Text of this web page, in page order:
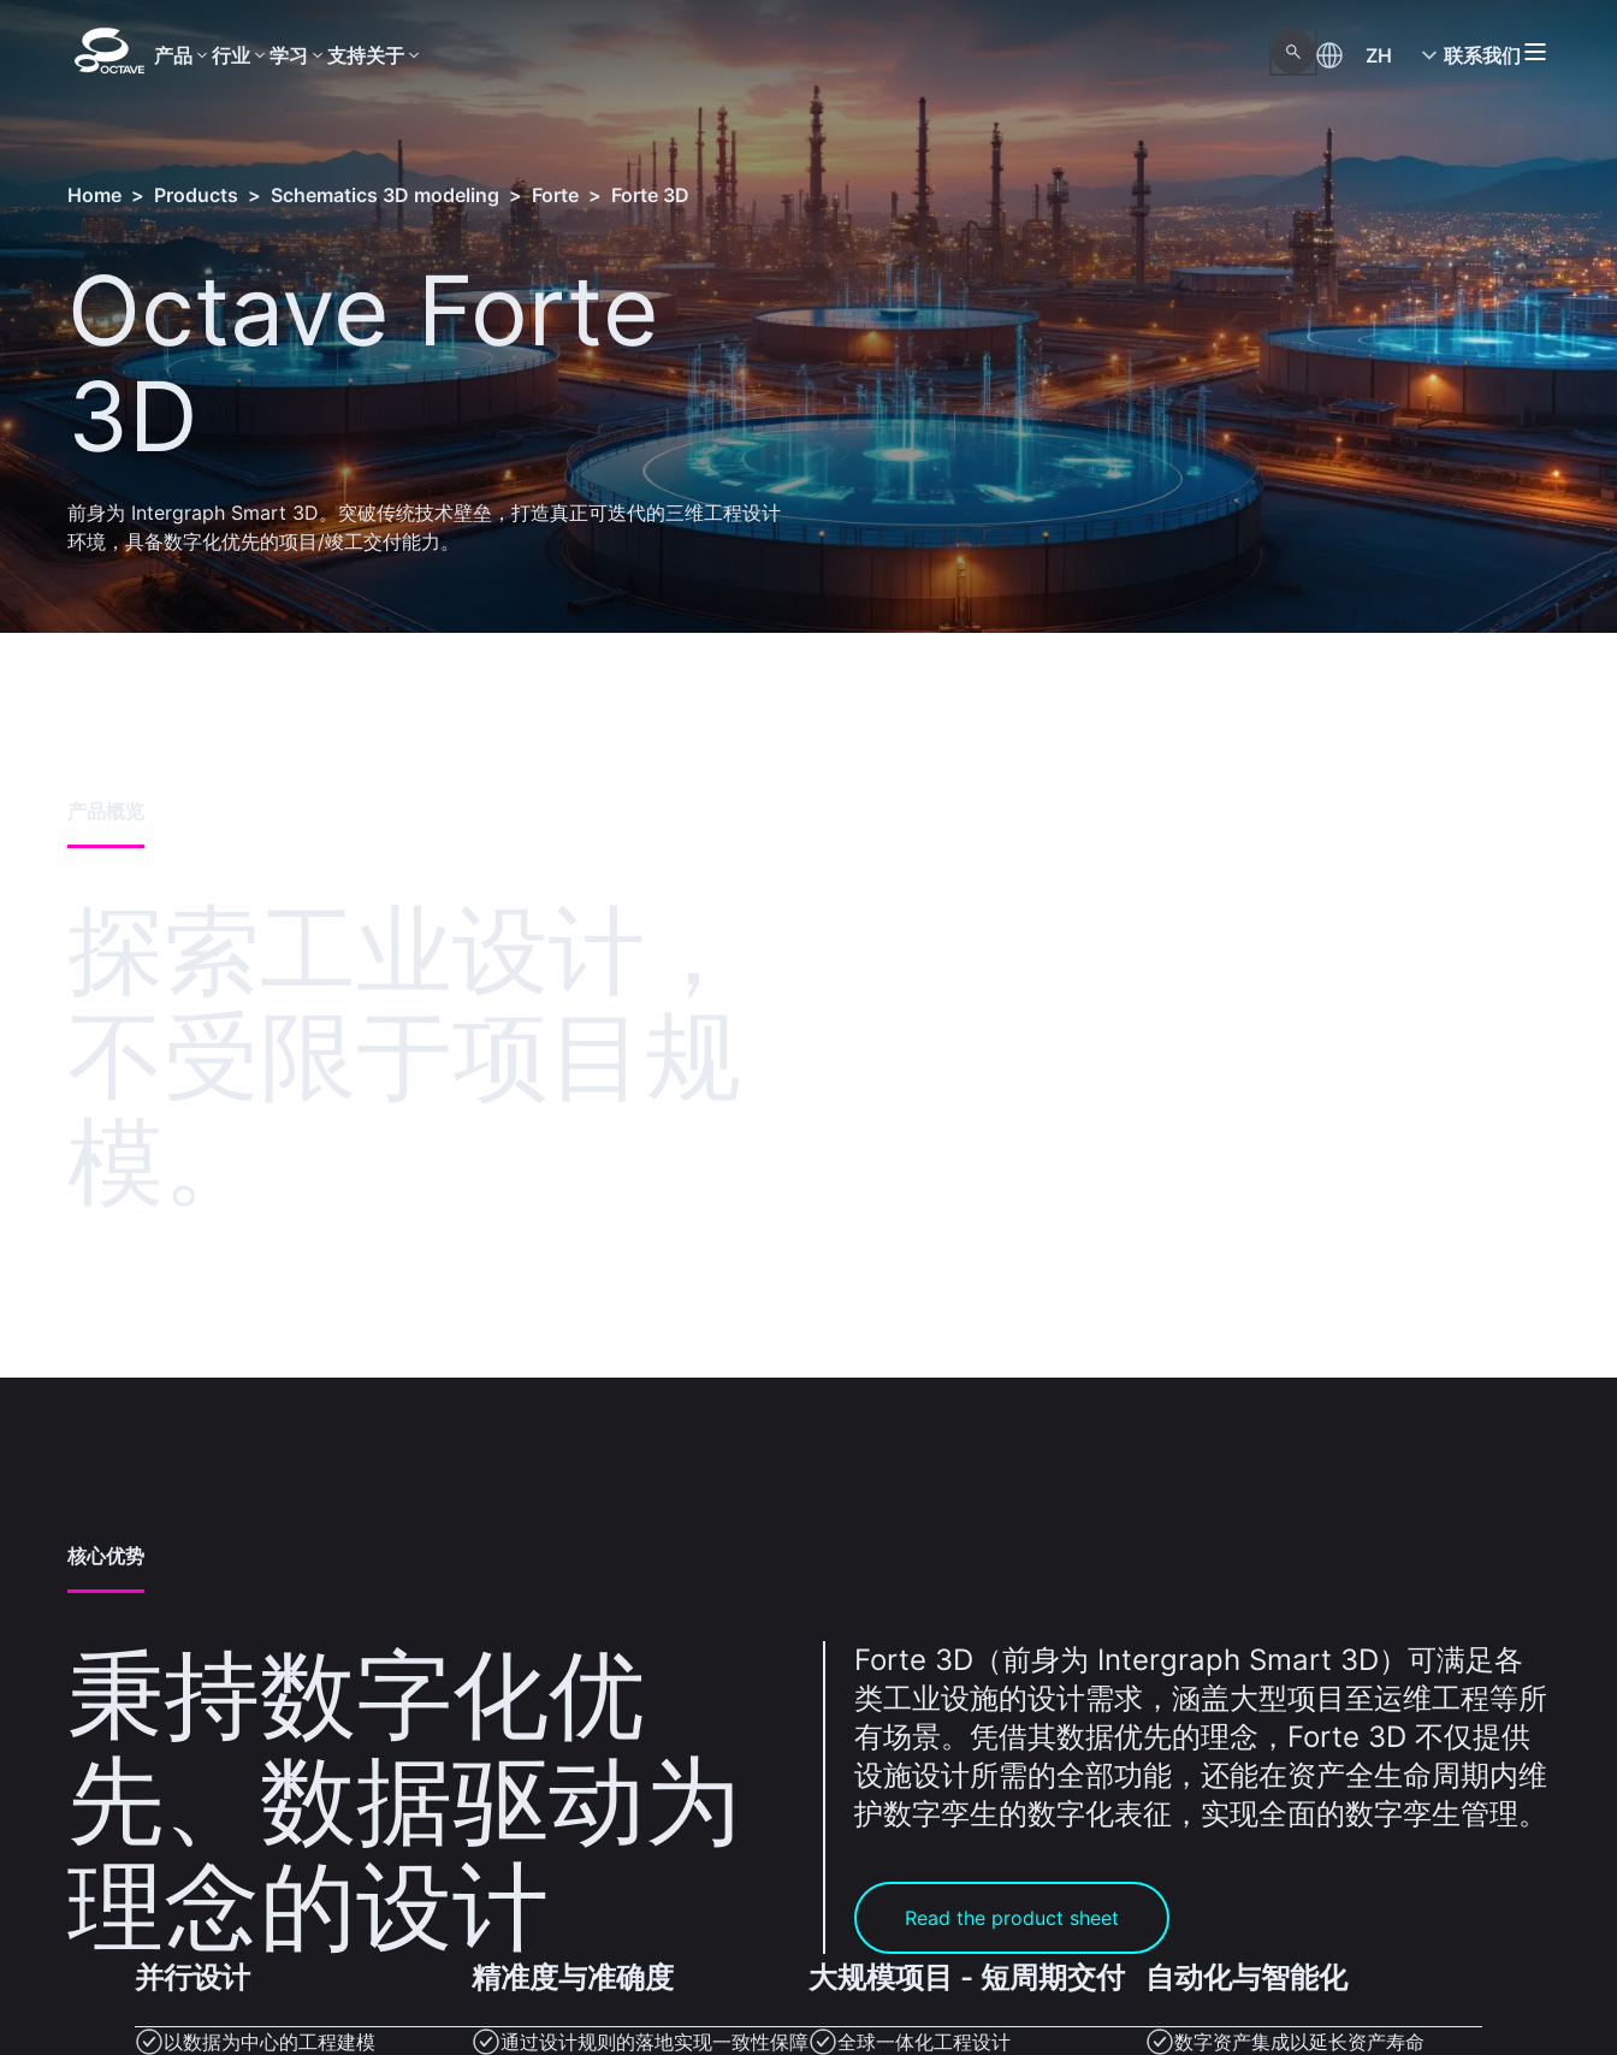
产品 行业 学习 支持关于 ZH 联系我们
Home > Products > Schematics 3D modeling > Forte > Forte 3D
Octave Forte
3D
前身为 Intergraph Smart 3D。突破传统技术壁垒，打造真正可迭代的三维工程设计
环境，具备数字化优先的项目/竣工交付能力。
产品概览
探索工业设计，
不受限于项目规
模。
核心优势
秉持数字化优
先、数据驱动为
理念的设计
Forte 3D（前身为 Intergraph Smart 3D）可满足各
类工业设施的设计需求，涵盖大型项目至运维工程等所
有场景。凭借其数据优先的理念，Forte 3D 不仅提供
设施设计所需的全部功能，还能在资产全生命周期内维
护数字孪生的数字化表征，实现全面的数字孪生管理。
Read the product sheet
并行设计
以数据为中心的工程建模
精准度与准确度
通过设计规则的落地实现一致性保障
大规模项目 - 短周期交付
全球一体化工程设计
自动化与智能化
数字资产集成以延长资产寿命